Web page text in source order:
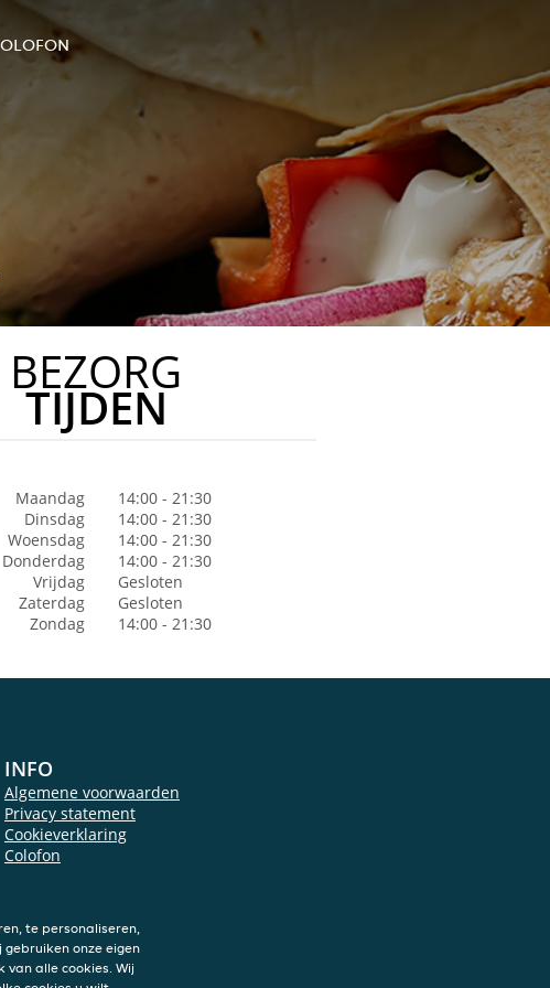
BEZORG
TIJDEN
Maandag
14:00 - 21:30
Dinsdag
14:00 - 21:30
Woensdag
14:00 - 21:30
Donderdag
14:00 - 21:30
Vrijdag
Gesloten
Zaterdag
Gesloten
Zondag
14:00 - 21:30
INFO
Algemene voorwaarden
Privacy statement
Cookieverklaring
Colofon
te personaliseren,
onze eigen
alle cookies. Wij